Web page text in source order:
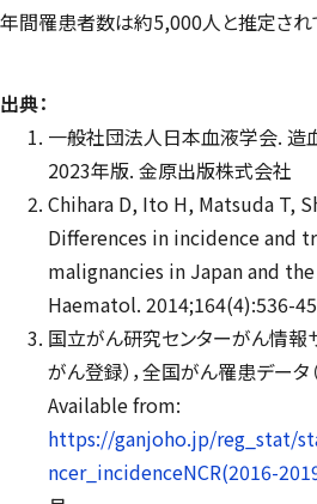
年間罹患者数は約5,000人と推定され
出典：
一般社団法人日本血液学会. 造
2023年版. 金原出版株式会社
Chihara D, Ito H, Matsuda T,
Differences in incidence and
malignancies in Japan and
Haematol. 2014;164(4):536-
国立がん研究センターがん情報
がん登録），全国がん罹患データ
Available from:
https://ganjoho.jp/reg_stat/
ncer_incidenceNCR(2016-